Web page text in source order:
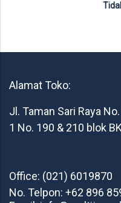
Alamat Toko:
Jl. Taman Sari Raya
1 No. 190 & 210 blok
Office: (021) 6019870
No. Telpon: +62 896